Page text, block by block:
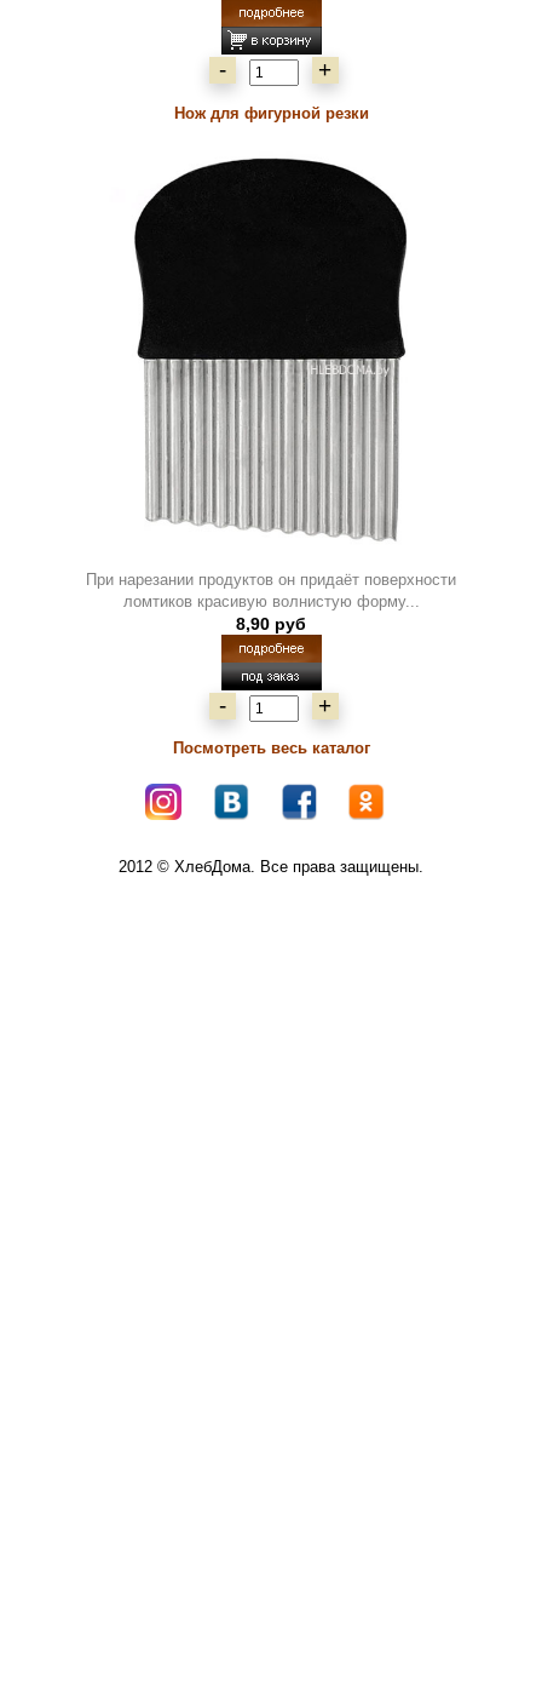
- +
Нож для фигурной резки
При нарезании продуктов он придаёт поверхности
ломтиков красивую волнистую форму...
8,90 руб
- +
Посмотреть весь каталог
2012 © ХлебДома. Все права защищены.